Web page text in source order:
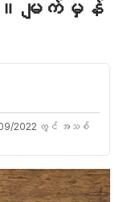
။ မျက်မှန်
09/2022 တွင် အသစ်